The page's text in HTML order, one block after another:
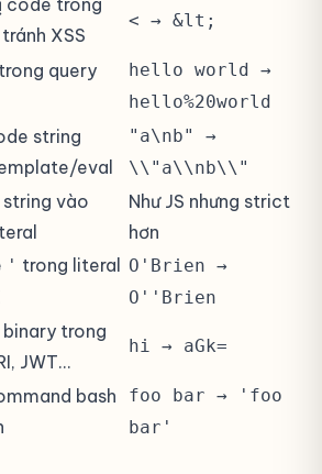
code trong
tránh XSS
< → &lt;
query
hello world →
hello%20world
string
eval
"a\nb" →
\\"a\\nb\\"
string vào
Như JS nhưng strict
hơn
' trong literal
O'Brien →
O''Brien
binary trong
JWT…
hi → aGk=
bash
foo bar → 'foo
bar'